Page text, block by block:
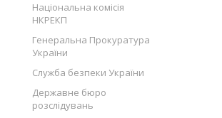
Національна комісія
НКРЕКП
Генеральна Прокуратура
України
Служба безпеки України
Державне бюро
розслідувань